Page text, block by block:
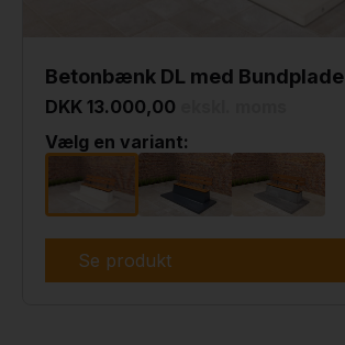
Betonbænk DL med Bundplade
DKK 13.000,00
Vælg en variant:
Se produkt